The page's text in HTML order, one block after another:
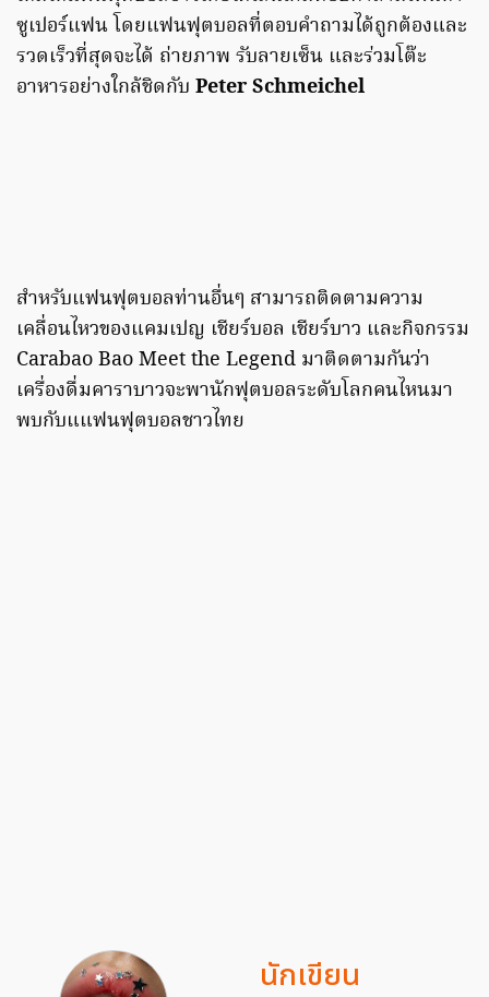
ซูเปอร์แฟน โดยแฟนฟุตบอลที่ตอบคำถามได้ถูกต้องและ
รวดเร็วที่สุดจะได้ ถ่ายภาพ รับลายเซ็น และร่วมโต๊ะ
อาหารอย่างใกล้ชิดกับ Peter Schmeichel
สำหรับแฟนฟุตบอลท่านอื่นๆ สามารถติดตามความ
เคลื่อนไหวของแคมเปญ เชียร์บอล เชียร์บาว และกิจกรรม
Carabao Bao Meet the Legend มาติดตามกันว่า
เครื่องดื่มคาราบาวจะพานักฟุตบอลระดับโลกคนไหนมา
พบกับแแฟนฟุตบอลชาวไทย
นักเขียน